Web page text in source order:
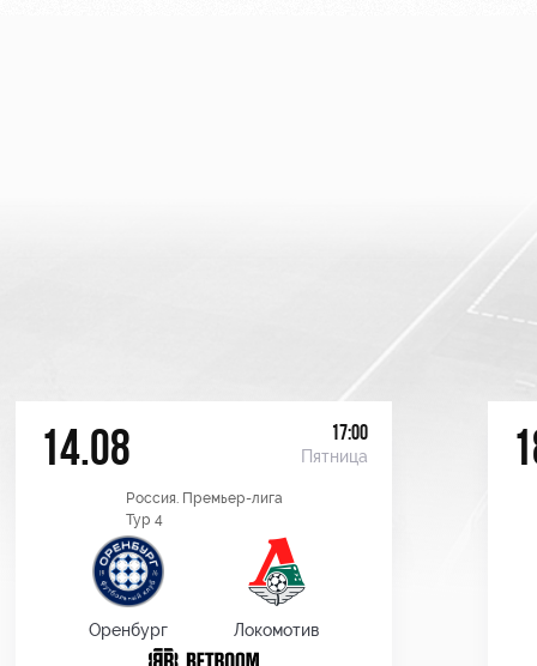
14.08 17:00
Пятница
Россия. Премьер-лига
Тур 4
Оренбург Локомотив